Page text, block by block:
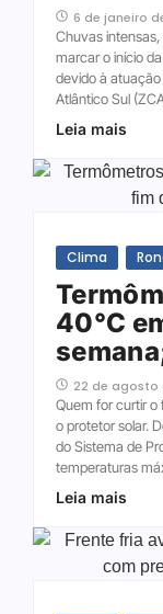
6 de janeiro
Chuvas
marcar o início
devido à
Atlântico Sul
Leia mais
Clima
40°C
22 de agosto
Quem for curtir o
o protetor solar.
do Sistema de
temperaturas
Leia mais